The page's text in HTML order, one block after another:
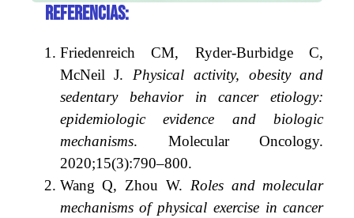
Referencias:
Friedenreich CM, Ryder-Burbidge C,
McNeil J. Physical activity, obesity and
sedentary behavior in cancer etiology:
epidemiologic evidence and biologic
mechanisms. Molecular Oncology.
2020;15(3):790–800.
Wang Q, Zhou W. Roles and molecular
mechanisms of physical exercise in cancer